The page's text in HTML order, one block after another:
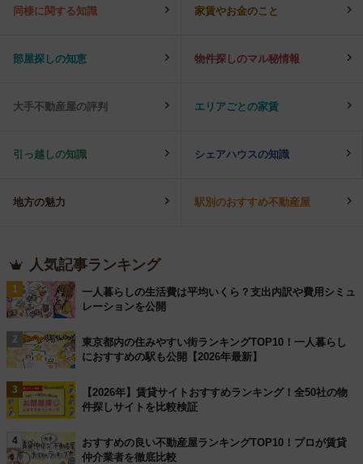
同棲に関する知識 家賃やお金のこと
部屋探しの知恵 物件探しのマル秘情報
大手不動産屋の評判 エリアごとの家賃
引っ越しの知識 シェアハウスの知識
地方の魅力 駅別のおすすめ不動産屋
人気記事ランキング
1
一人暮らしの生活費は平均いくら？支出内訳や費用シミュ
レーションを公開
2
東京都内の住みやすい街ランキングTOP10！一人暮らし
におすすめの駅も公開【2026年最新】
3
【2026年】賃貸サイトおすすめランキング！全50社の物
件探しサイトを比較検証
4
おすすめの良い不動産屋ランキングTOP10！プロが賃貸
仲介業者を徹底比較